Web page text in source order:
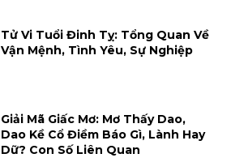
Tử Vi Tuổi Đinh Tỵ: Tổng Quan Về
Vận Mệnh, Tình Yêu, Sự Nghiệp
Giải Mã Giấc Mơ: Mơ Thấy Dao,
Dao Kề Cổ Điềm Báo Gì, Lành Hay
Dữ? Con Số Liên Quan